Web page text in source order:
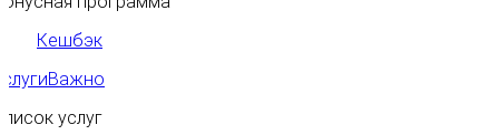
Кешбэк
Важно
услуг